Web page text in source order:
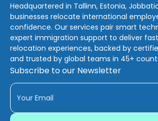
Headquartered in Tallinn, Estonia,
businesses relocate international
confidence. Our services pair smart
expert immigration support to deliver
relocation experiences, backed by
and trusted by global teams in 45+
Subscribe to our Newsletter